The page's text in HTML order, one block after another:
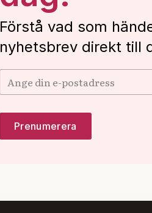
Förstå vad som
nyhetsbrev direkt till